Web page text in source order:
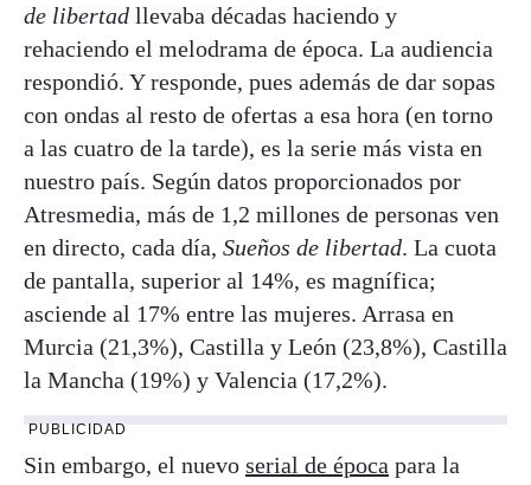
de libertad llevaba décadas haciendo y
rehaciendo el melodrama de época. La audiencia
respondió. Y responde, pues además de dar sopas
con ondas al resto de ofertas a esa hora (en torno
a las cuatro de la tarde), es la serie más vista en
nuestro país. Según datos proporcionados por
Atresmedia, más de 1,2 millones de personas ven
en directo, cada día, Sueños de libertad. La cuota
de pantalla, superior al 14%, es magnífica;
asciende al 17% entre las mujeres. Arrasa en
Murcia (21,3%), Castilla y León (23,8%), Castilla
la Mancha (19%) y Valencia (17,2%).
PUBLICIDAD
Sin embargo, el nuevo serial de época para la